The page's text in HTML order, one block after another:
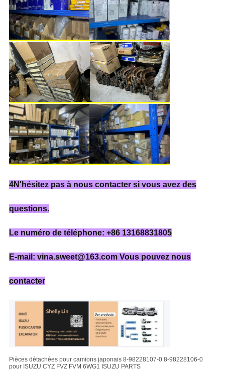
4N'hésitez pas à nous contacter si vous avez des
questions.
Le numéro de téléphone: +86 13168831805
E-mail: vina.sweet@163.com Vous pouvez nous
contacter
Pièces détachées pour camions japonais 8-98228107-0 8-98228106-0
pour ISUZU CYZ FVZ FVM 6WG1 ISUZU PARTS